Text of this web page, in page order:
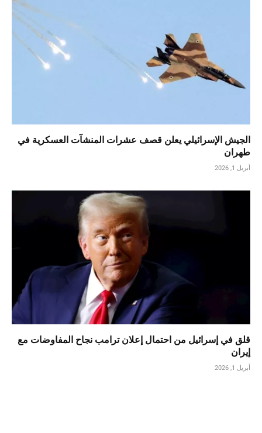
الجيش الإسرائيلي يعلن قصف عشرات المنشآت العسكرية في
طهران
أبريل 1, 2026
قلق في إسرائيل من احتمال إعلان ترامب نجاح المفاوضات مع
إيران
أبريل 1, 2026